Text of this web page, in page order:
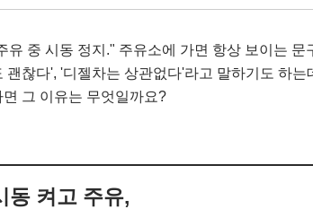
유 중 시동 정지." 주유소에 가면 항상 보이는
괜찮다', '디젤차는 상관없다'라고 말하기도 하
면 그 이유는 무엇일까요?
동 켜고 주유,